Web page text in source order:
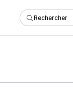
Rechercher